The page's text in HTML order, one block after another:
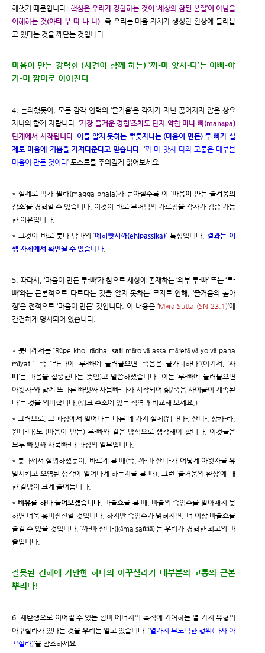
해했기 때문입니다!핵심은 우리가 경험하는 것이 ‘세상의 참된 본질’이 아님을
이해하는 것(야타-부-따 냐-나), 즉 우리는 마음 자체가 생성한 환상에 들러붙
고 있다는 것을 깨닫는 것입니다.
마음이 만든 강력한 (사견이 함께 하는) ‘까-마 앗사-다’는 아빠-야
가-미 깜마로 이어진다
4. 논의했듯이, 모든 감각 입력의 ‘즐거움’은 각자가 지닌 끊어지지 않은 상요
자나와 함께 자랍니다. ‘가장 즐거운 경험’조차도 단지 약한 마나-빠(manāpa)
단계에서 시작됩니다. 이를 알지 못하는 뿌툿자나는 (마음이 만든) 루-빠가 실
제로 마음에 기쁨을 가져다준다고 믿습니다. ‘까-마 앗사-다와 고통은 대부분
마음이 만든 것이다’ 포스트를 주의깊게 읽어보세요.
* 실제로 막가 팔라(magga phala)가 높아질수록 이 ‘마음이 만든 즐거움의
감소’를 경험할 수 있습니다. 이것이 바로 부처님의 가르침을 각자가 검증 가능
한 이유입니다.
* 그것이 바로 붓다 담마의 ‘에히빳시까(ehipassika)’ 특성입니다. 결과는 이
생 자체에서 확인될 수 있습니다.
5. 따라서, ‘마음이 만든 루-빠’가 참으로 세상에 존재하는 ‘외부 루-빠’ 또는 ‘루-
빠’와는 근본적으로 다르다는 것을 알지 못하는 무지로 인해, ‘즐거움의 높아
짐’은 전적으로 ‘마음이 만든’ 것입니다. 이 내용은 ‘Māra Sutta (SN 23.1)’에
간결하게 명시되어 있습니다.
* 붓다께서는 “Rūpe kho, rādha,sati māro vā assa māretā vā yo vā pana
mīyati”, 즉 “라-다여, 루-빠에 들러붙으면, 죽음은 불가피하다”(여기서, ‘사
띠 ’는 마음을 집중한다는 뜻임)고 말씀하셨습니다. 이는 ‘루-빠에 들러붙으면
아윗자-와 함께 또다른 빠띳짜 사뭅빠-다가 시작되어 삶/죽음 사이클이 계속된
다’는 것을 의미합니다.(링크 주소에 있는 직역과 비교해 보세요.)
* 그러므로, 그 과정에서 일어나는 다른 네 가지 실체(웨다나-, 산냐-, 상카-라,
윈냐-나)도 (마음이 만든) 루-빠와 같은 방식으로 생각해야 합니다. 이것들은
모두 빠띳짜 사뭅빠-다 과정의 일부입니다.
* 붓다께서 설명하셨듯이, 바르게 볼 때(즉, 까-마 산냐-가 어떻게 아윗자를 유
발시키고 오염된 생각이 일어나게 하는지를 볼 때), 그런 ‘즐거움의 환상’에 대
한 갈망이 크게 줄어듭니다.
* 비유를 하나 들어보겠습니다. 마술쇼를 볼 때, 마술의 속임수를 알아채지 못
하면 더욱 흥미진진할 것입니다. 하지만 속임수가 밝혀지면, 더 이상 마술쇼를
즐길 수 없을 것입니다. ‘까-마 산냐-(kāma saññā)’는 우리가 경험한 최고의 마
술입니다.
잘못된 견해에 기반한 하나의 아꾸살라가 대부분의 고통의 근본
뿌리다!
6. 재탄생으로 이어질 수 있는 깜마 에너지의 축적에 기여하는 열 가지 유형의
아꾸살라가 있다는 것을 우리는 알고 있습니다. ‘열가지 부도덕한 행위(다사 아
꾸살라)’을 참조하세요.